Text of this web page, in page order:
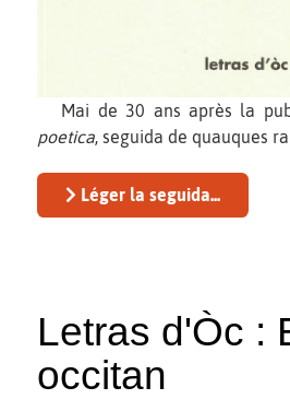
Mai de 30 ans après la
poetica, seguida de quauques
Léger la seguida...
Letras d'Òc :
occitan